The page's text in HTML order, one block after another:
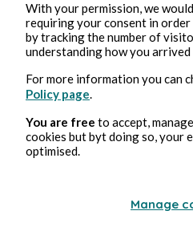
With your permission, we
requiring your consent in order
by tracking the number of
understanding how you arrived
For more information you can
Policy page.
You are free to accept,
cookies but byt doing so, your
optimised.
Manage